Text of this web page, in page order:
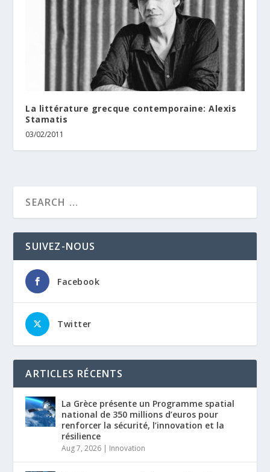
La littérature grecque contemporaine: Alexis
Stamatis
03/02/2011
SUIVEZ-NOUS
Facebook
Twitter
ARTICLES RÉCENTS
La Grèce présente un Programme spatial
national de 350 millions d’euros pour
renforcer la sécurité, l’innovation et la
résilience
Aug 7, 2026 | Innovation